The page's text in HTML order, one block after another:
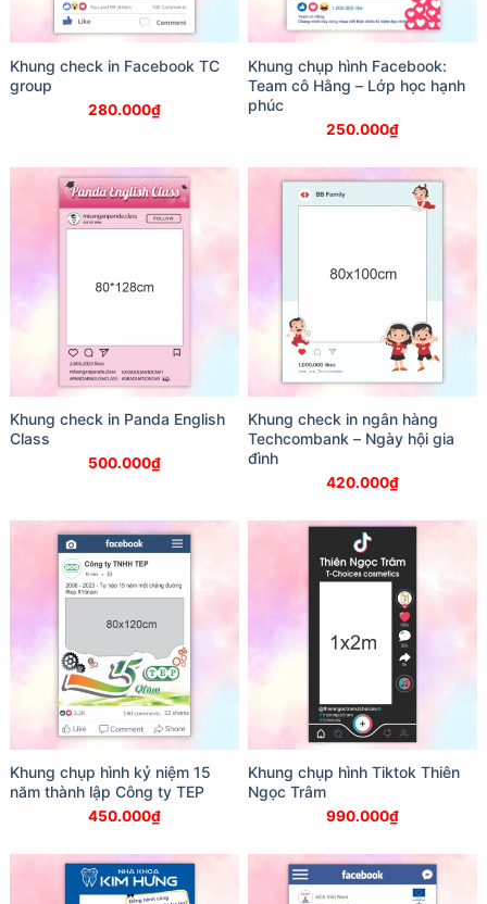
Khung check in Facebook TC
group
280.000₫
Khung chụp hình Facebook:
Team cô Hằng – Lớp học hạnh
phúc
250.000₫
Khung check in Panda English
Class
500.000₫
Khung check in ngân hàng
Techcombank – Ngày hội gia
đình
420.000₫
Khung chụp hình kỷ niệm 15
năm thành lập Công ty TEP
450.000₫
Khung chụp hình Tiktok Thiên
Ngọc Trâm
990.000₫